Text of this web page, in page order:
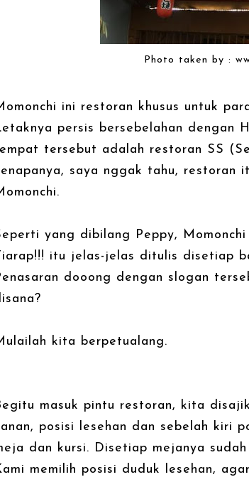
Photo taken by :
ini restoran khusus untuk
persis bersebelahan dengan
tersebut adalah restoran SS
saya nggak tahu, restoran
yang dibilang Peppy,
itu jelas-jelas ditulis disetiap
dooong dengan slogan
kita berpetualang.
masuk pintu restoran, kita
posisi lesehan dan sebelah kiri
dan kursi. Disetiap mejanya
memilih posisi duduk lesehan,